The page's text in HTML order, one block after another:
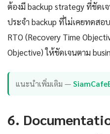
ต้องมี backup strategy ที่ชัด
ประจำ backup ที่ไม่เคยทดสอ
RTO (Recovery Time
Objective) ให้ชัดเจนตาม
แนะนำเพิ่มเติม —
6.